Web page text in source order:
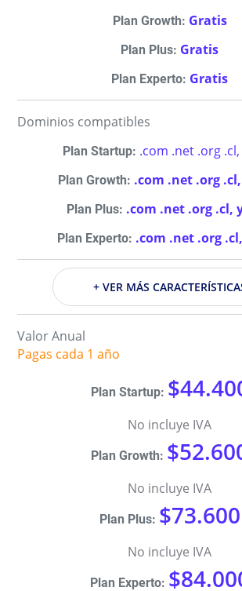
Gratis
Gratis
Gratis
Dominios compatibles
.com .net .org
.com .net .org
.com .net .org .cl,
.com .net .org
+ VER MÁS
Valor Anual
Pagas cada 1 año
No incluye IVA
No incluye IVA
$73.600
No incluye IVA